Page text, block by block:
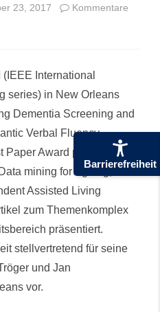
Barrierefreiheit
23, 2017 Kommentare
International
series) in New Orleans
Dementia Screening and
Verbal Fluency
Paper Award prämiert. Im
mining for Ageing,
Assisted Living
zum Themenkomplex
präsentiert.
stellvertretend für seine
und Jan
vor.